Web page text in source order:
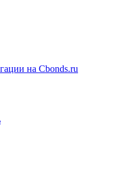
юр. консультантов
на Cbonds.ru